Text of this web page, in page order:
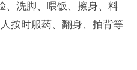
洗脚、喂饭、擦身、料
按时服药、翻身、拍背等